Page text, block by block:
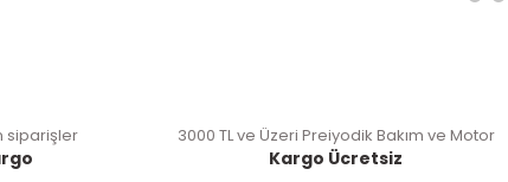
siparişler 3000 TL ve Üzeri Preiyodik Bakım ve Motor
Kargo Ücretsiz